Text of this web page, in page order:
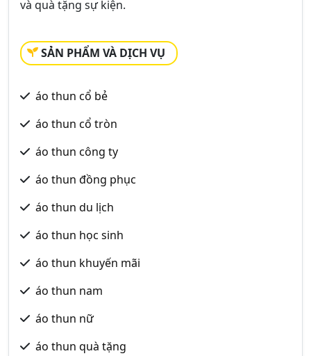
và quà tặng sự kiện.
SẢN PHẨM VÀ DỊCH VỤ
áo thun cổ bẻ
áo thun cổ tròn
áo thun công ty
áo thun đồng phục
áo thun du lịch
áo thun học sinh
áo thun khuyến mãi
áo thun nam
áo thun nữ
áo thun quà tặng